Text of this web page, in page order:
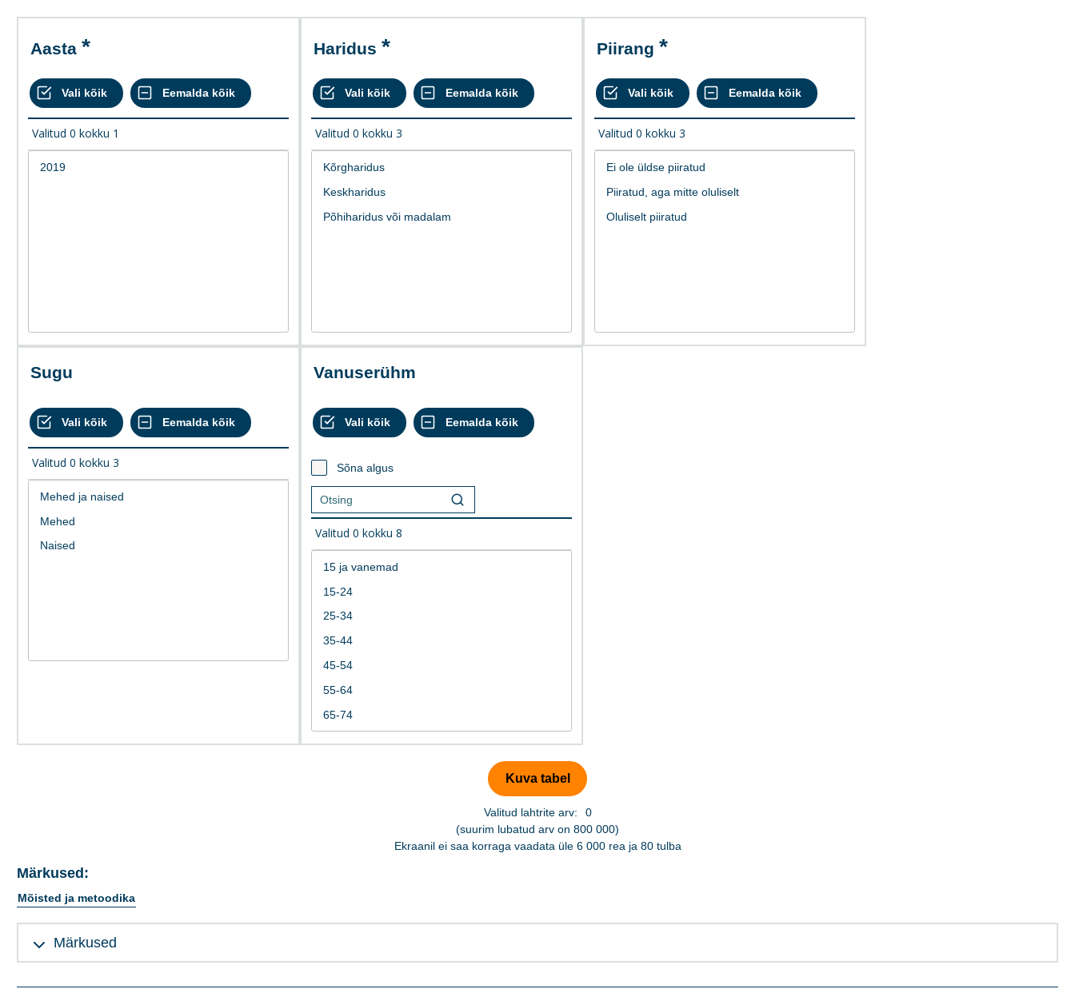
Aasta
Valitud 0 kokku 1
Haridus
Valitud 0 kokku 3
Piirang
Valitud 0 kokku 3
Sugu
Valitud 0 kokku 3
Vanuserühm
Sõna algus
Valitud 0 kokku 8
Valitud lahtrite arv:
0
(suurim lubatud arv on 800 000)
Ekraanil ei saa korraga vaadata üle 6 000 rea ja 80 tulba
Märkused:
Mõisted ja metoodika
Märkused